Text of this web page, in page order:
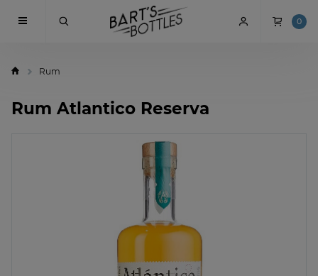
0
Rum
Rum Atlantico Reserva